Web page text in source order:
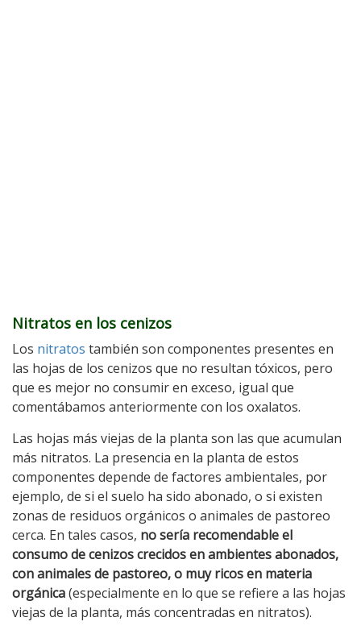
Nitratos en los cenizos
Los nitratos también son componentes presentes en
las hojas de los cenizos que no resultan tóxicos, pero
que es mejor no consumir en exceso, igual que
comentábamos anteriormente con los oxalatos.
Las hojas más viejas de la planta son las que acumulan
más nitratos. La presencia en la planta de estos
componentes depende de factores ambientales, por
ejemplo, de si el suelo ha sido abonado, o si existen
zonas de residuos orgánicos o animales de pastoreo
cerca. En tales casos, no sería recomendable el
consumo de cenizos crecidos en ambientes abonados,
con animales de pastoreo, o muy ricos en materia
orgánica(especialmente en lo que se refiere a las hojas
viejas de la planta, más concentradas en nitratos).